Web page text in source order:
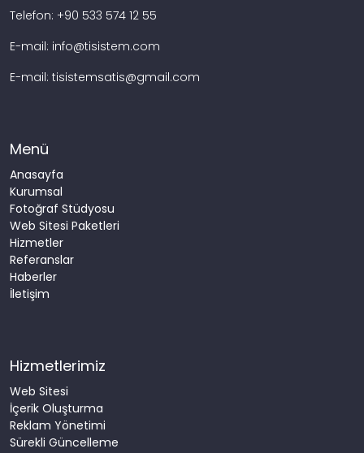
Telefon: +90 533 574 12 55
E-mail: info@tisistem.com
E-mail: tisistemsatis@gmail.com
Menü
Anasayfa
Kurumsal
Fotoğraf Stüdyosu
Web Sitesi Paketleri
Hizmetler
Referanslar
Haberler
İletişim
Hizmetlerimiz
Web Sitesi
İçerik Oluşturma
Reklam Yönetimi
Sürekli Güncelleme